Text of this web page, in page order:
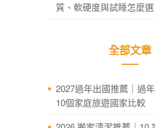
質、軟硬度與試睡怎麼選
全部文章
2027過年出國推薦｜過
10個家庭旅遊國家比較